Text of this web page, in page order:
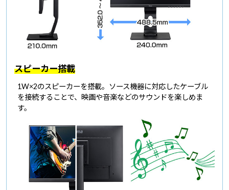
スピーカー搭載
1W×2のスピーカーを搭載。ソース機器に対応したケーブル
を接続することで、映画や音楽などのサウンドを楽しめま
す。